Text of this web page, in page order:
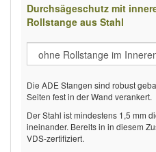
Durchsägeschutz mit
Rollstange aus Stahl
Die ADE Stangen sind robust
Seiten fest in der Wand verankert.
Der Stahl ist mindestens 1,5 mm
ineinander. Bereits in in diesem
VDS-zertifiziert.